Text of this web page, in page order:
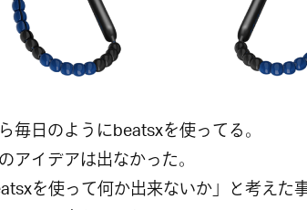
毎日のようにbeatsxを使ってる。
アイデアは出なかった。
を使って何か出来ないか」と考えた